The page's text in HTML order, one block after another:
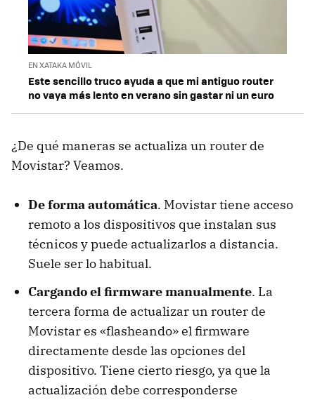
EN XATAKA MÓVIL
Este sencillo truco ayuda a que mi antiguo router
no vaya más lento en verano sin gastar ni un euro
¿De qué maneras se actualiza un router de
Movistar? Veamos.
De forma automática. Movistar tiene acceso
remoto a los dispositivos que instalan sus
técnicos y puede actualizarlos a distancia.
Suele ser lo habitual.
Cargando el firmware manualmente. La
tercera forma de actualizar un router de
Movistar es «flasheando» el firmware
directamente desde las opciones del
dispositivo. Tiene cierto riesgo, ya que la
actualización debe corresponderse